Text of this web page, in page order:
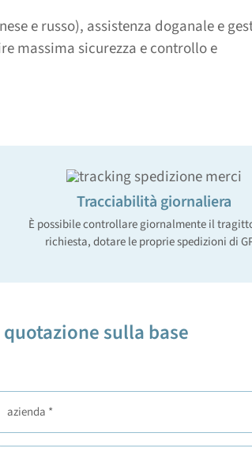
e russo), assistenza doganale e
massima sicurezza e controllo e
Tracciabilità giornaliera
È possibile controllare giornalmente il
richiesta, dotare le proprie spedizioni di
sulla base